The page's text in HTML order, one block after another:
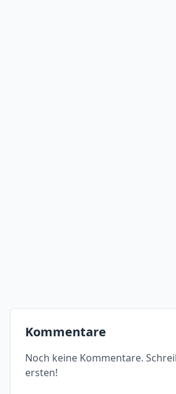
Kommentare
Noch keine Kommentare.
ersten!